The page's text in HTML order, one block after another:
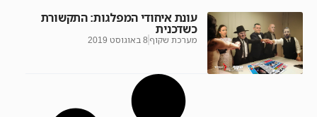
עונת איחודי המפלגות: התקשורת
כשדכנית
מערכת שקוף 8 באוגוסט 2019